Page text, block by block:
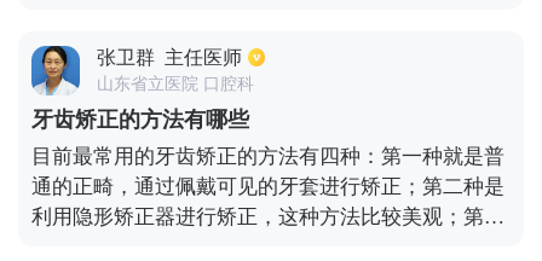
加大心脏的负荷。2、低压高是很难获得较好的治疗
控制的，可以知道一般高血压升高是可以通过服药降
下来的，但是低压高却是很难降下来的，如果没有及
时的治疗它，就会年龄的增长越难治疗。3、人体对
于低压高的情况会比较的敏感，但是对高血压的情况
却忍耐度较强，低压高会很容易导致脉压差的变小，
这时人体可能会有较为明显的头晕还有胸闷不适的情
这个药超过一年就需要去乳腺科检查，如果发现自己
患有了乳腺方面的疾病，一定要及时治疗，可以使用
乳癖消。
张卫群 主任医师
山东省立医院 口腔科
牙齿矫正的方法有哪些
目前最常用的牙齿矫正的方法有四种：第一种就是普
通的正畸，通过佩戴可见的牙套进行矫正；第二种是
利用隐形矫正器进行矫正，这种方法比较美观；第三